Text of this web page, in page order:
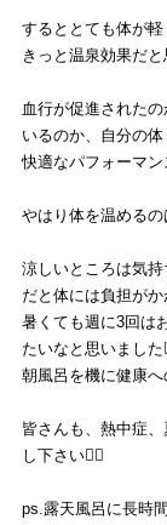
するととても体が軽
きっと温泉効果だ
血行が促進された
いるのか、自分の
快適なパフォーマ
やはり体を温めるの
涼しいところは気
だと体には負担がか
暑くても週に3回は
たいなと思いました
朝風呂を機に健康
皆さんも、熱中症
し下さい💁‍♂️
ps.露天風呂に長時